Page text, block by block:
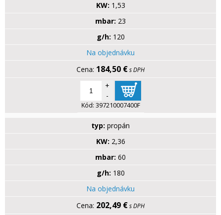
KW: 1,53
mbar: 23
g/h: 120
Na objednávku
184,50 €s DPH
+
-
Kód: 397210007400F
typ: propán
KW: 2,36
mbar: 60
g/h: 180
Na objednávku
202,49 €s DPH